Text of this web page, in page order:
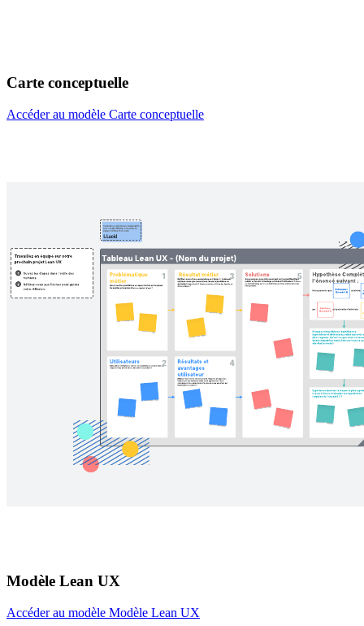
Carte conceptuelle
Accéder au modèle Carte conceptuelle
Modèle Lean UX
Accéder au modèle Modèle Lean UX